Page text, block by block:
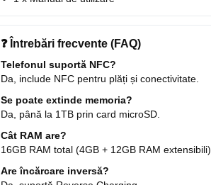
❓ Întrebări frecvente (FAQ)
Telefonul suportă NFC?
Da, include NFC pentru plăți și conectivitate.
Se poate extinde memoria?
Da, până la 1TB prin card microSD.
Cât RAM are?
16GB RAM total (4GB + 12GB RAM extensibili).
Are încărcare inversă?